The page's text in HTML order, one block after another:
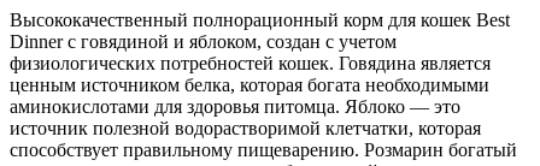
Высококачественный полнорационный корм для кошек Best
Dinner с говядиной и яблоком, создан с учетом
физиологических потребностей кошек. Говядина является
ценным источником белка, которая богата необходимыми
аминокислотами для здоровья питомца. Яблоко — это
источник полезной водорастворимой клетчатки, которая
способствует правильному пищеварению. Розмарин богатый